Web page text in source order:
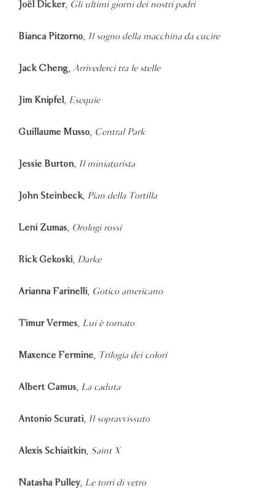
Joël Dicker, Gli ultimi giorni dei nostri padri
Bianca Pitzorno, Il sogno della macchina da cucire
Jack Cheng, Arrivederci tra le stelle
Jim Knipfel , Esequie
Guillaume Musso, Central Park
Jessie Burton, Il miniaturista
John Steinbeck, Pian della Tortilla
Leni Zumas, Orologi rossi
Rick Gekoski, Darke
Arianna Farinelli, Gotico americano
Timur Vermes, Lui è tornato
Maxence Fermine, Trilogia dei colori
Albert Camus, La caduta
Antonio Scurati, Il sopravvissuto
Alexis Schiaitkin, Saint X
Natasha Pulley, Le torri di vetro